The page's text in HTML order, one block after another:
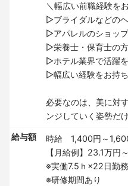
＼幅広い前職経験を
▷ブライダルなどの
▷アパレルのショッ
▷栄養士・保育士の
▷ホテル業界で活躍
▷幅広い経験をお持
必要なのは、美に対
ンジしていく姿勢だ
給与額
時給 1,400円～
【月給例】23.1万
※実働7.5ｈ×22日勤
※研修期間あり